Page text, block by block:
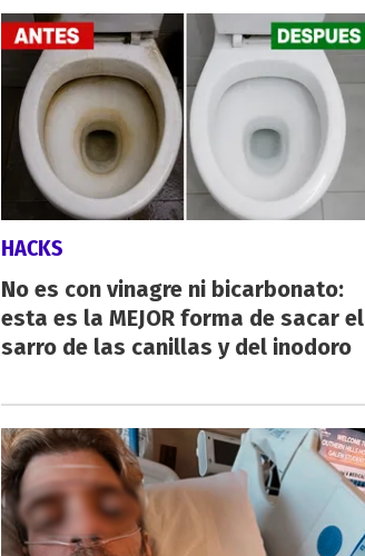
HACKS
No es con vinagre ni bicarbonato:
esta es la MEJOR forma de sacar el
sarro de las canillas y del inodoro